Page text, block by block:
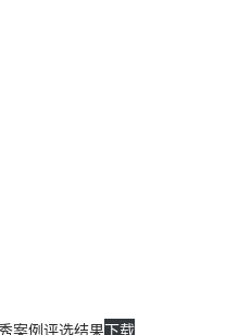
案例评选结果下载